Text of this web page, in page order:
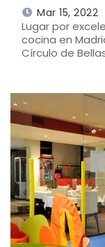
Mar 15, 2022
Lugar por
cocina en
Círculo de